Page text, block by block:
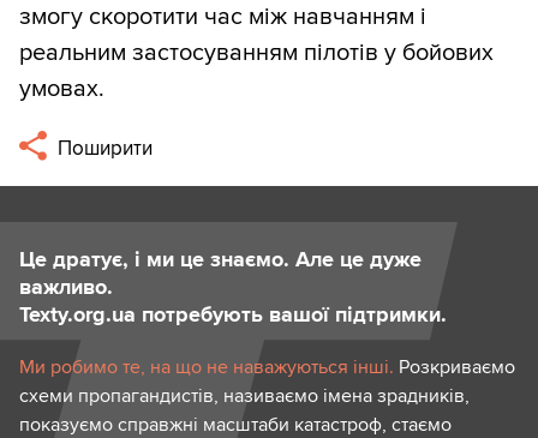
змогу скоротити час між навчанням і
реальним застосуванням пілотів у бойових
умовах.
Поширити
Це дратує, і ми це знаємо. Але це дуже
важливо.
Texty.org.ua потребують вашої підтримки.
Ми робимо те, на що не наважуються інші. Розкриваємо
схеми пропагандистів, називаємо імена зрадників,
показуємо справжні масштаби катастроф, стаємо